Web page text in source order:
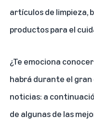
artículos de limpieza,
productos para el
¿Te emociona
habrá durante el gran
noticias: a
de algunas de las